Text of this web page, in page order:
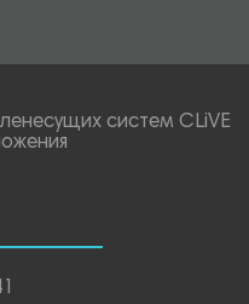
систем CLiVE